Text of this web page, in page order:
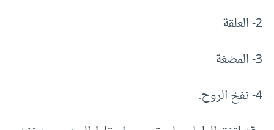
2- العلقة
3- المضغة
4- نفخ الروح.